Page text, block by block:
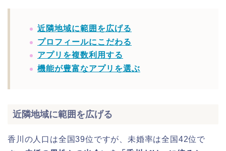
近隣地域に範囲を広げる
プロフィールにこだわる
アプリを複数利用する
機能が豊富なアプリを選ぶ
近隣地域に範囲を広げる
香川の人口は全国39位ですが、未婚率は全国42位で